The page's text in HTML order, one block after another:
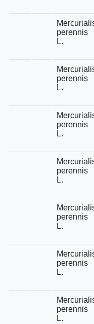
perennis
L.
perennis
L.
perennis
L.
perennis
L.
perennis
L.
perennis
L.
perennis
L.